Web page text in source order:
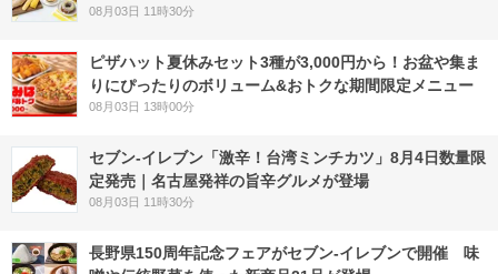
08月03日 11時30分
ピザハット夏休みセット3種が3,000円から！お盆や集ま
りにぴったりのボリューム&おトクな期間限定メニュー
08月03日 13時00分
セブン-イレブン「激辛！台湾ミンチカツ」8月4日数量限
定発売｜名古屋発祥の旨辛グルメが登場
08月03日 11時30分
長野県150周年記念フェアがセブン-イレブンで開催 味